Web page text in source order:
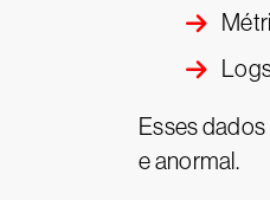
Esses
e anormal.